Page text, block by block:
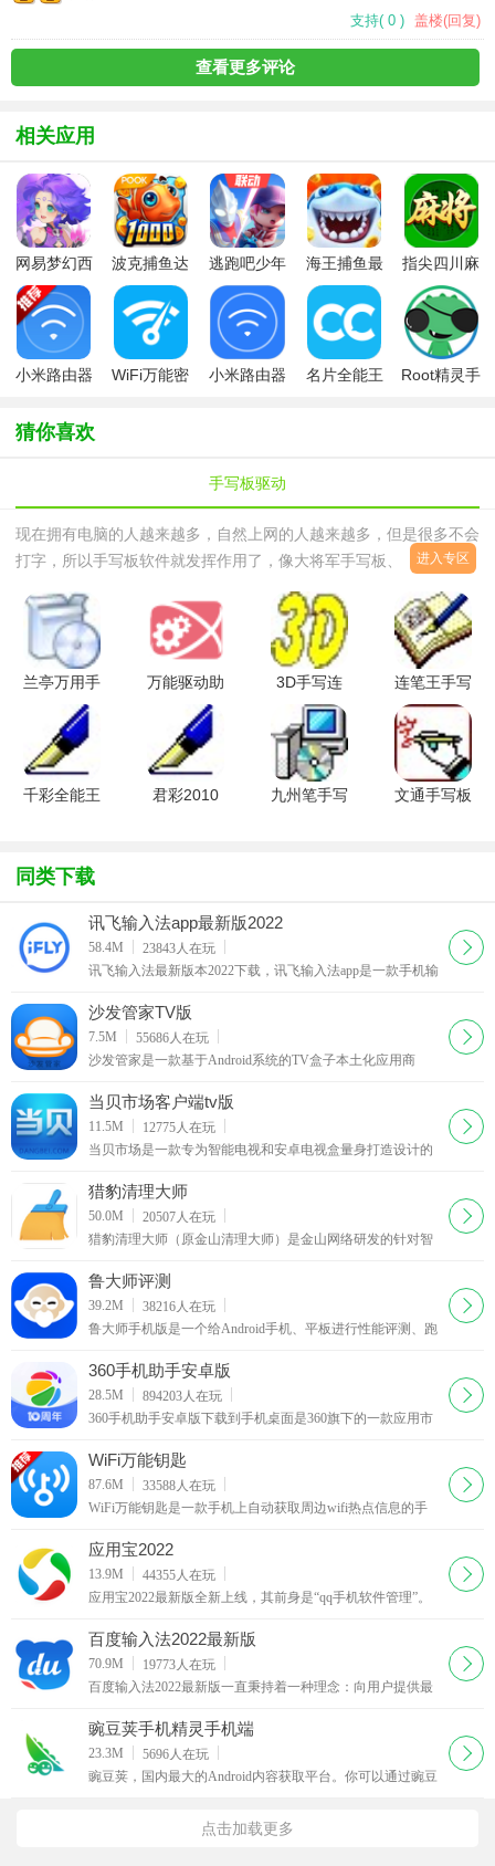
支持( 0 ) 盖楼(回复)
查看更多评论
相关应用
网易梦幻西
游手游
波克捕鱼达
人千炮版
2022微信版
本
逃跑吧少年
九游版最新
版
海王捕鱼最
新版官方正
版
指尖四川麻
将app最新
版
小米路由器
机版
WiFi万能密
小米路由器
名片全能王
Root精灵手
猜你喜欢
手写板驱动
现在拥有电脑的人越来越多，自然上网的人越来越多，但是很多不会
打字，所以手写板软件就发挥作用了，像大将军手写板、千彩手写
可以使用啦。西西为大家收集了一些比较常见的手写板驱动，例如点
将王手写板驱动、兰亭万用手写板驱动、大将军手写板驱动等。
进入专区
兰亭万用手
写板驱动
V9.0 官方
最新版
万能驱动助
理WIN7 32
位专版
V7.19.929.1
官方最新版
3D手写连
笔王手写板
驱动程序
连笔王手写
板TP609驱
动程序
千彩全能王
君彩2010
九州笔手写
文通手写板
同类下载
讯飞输入法app最新版2022
58.4M 23843人在玩
讯飞输入法最新版本2022下载，讯飞输入法app是一款手机输
很给力啊，有木有！讯飞输入法app支持多种方言识别，觉得
有用就来下载试用一下吧。
下载
沙发管家TV版
7.5M 55686人在玩
沙发管家是一款基于Android系统的TV盒子本土化应用商
子应用商店，为用户提供各类最适合在TV盒子上使用的软件
和游戏。我们的宗旨就是让每个使用沙发管家的用户拿起遥
控器，就像操作传统电视一样的简单方便---沙
下载
当贝市场客户端tv版
11.5M 12775人在玩
当贝市场是一款专为智能电视和安卓电视盒量身打造设计的
用，管理得心应手！当贝市场tv版现已适配天猫魔盒、小
米、乐视、迈乐
下载
猎豹清理大师
50.0M 20507人在玩
猎豹清理大师（原金山清理大师）是金山网络研发的针对智
类工具软件第一名。西西用着挺好的，清理的又快又干净
下载
鲁大师评测
39.2M 38216人在玩
鲁大师手机版是一个给Android手机、平板进行性能评测、跑
能”、“2D、3D绘图性能”、“数据库IO”、“SD卡读、写速
度”八项性能测试，通过合理的项目性能测试对手机的硬件性
能做一个整体评分
下载
360手机助手安卓版
28.5M 894203人在玩
360手机助手安卓版下载到手机桌面是360旗下的一款应用市
想下载软件游戏的朋友来说，这款360手机助手还是很实用的
下载
WiFi万能钥匙
87.6M 33588人在玩
WiFi万能钥匙是一款手机上自动获取周边wifi热点信息的手
您轻松的接入无线网络，在软件的云端数据库中存储了数万
的wifi热点数据。
下载
应用宝2022
13.9M 44355人在玩
应用宝2022最新版全新上线，其前身是“qq手机软件管理”。
社区化和开放平台理念
下载
百度输入法2022最新版
70.9M 19773人在玩
百度输入法2022最新版一直秉持着一种理念：向用户提供最
受到了业界及用户的广泛好评。
下载
豌豆荚手机精灵手机端
23.3M 5696人在玩
豌豆荚，国内最大的Android内容获取平台。你可以通过豌豆
荚还为你提供了好用的本地内容管理功能。
下载
点击加载更多